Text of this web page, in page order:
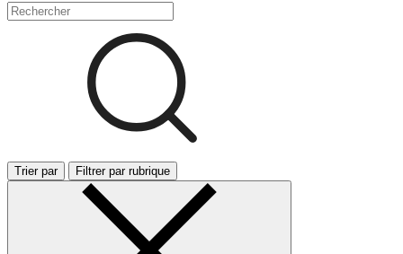
Trier par Filtrer par rubrique